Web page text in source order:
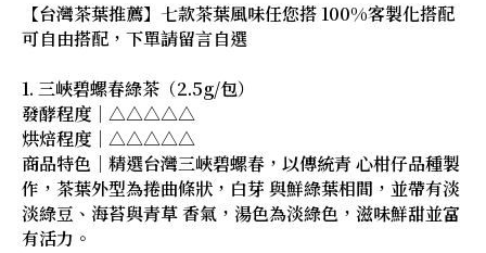
【台灣茶葉推薦】七款茶葉風味任您搭 100%客製化搭配
可自由搭配，下單請留言自選
1. 三峽碧螺春綠茶（2.5g/包）
發酵程度｜△△△△△
烘焙程度｜△△△△△
商品特色｜精選台灣三峽碧螺春，以傳統青 心柑仔品種製
作，茶葉外型為捲曲條狀，白芽 與鮮綠葉相間，並帶有淡
淡綠豆、海苔與青草 香氣，湯色為淡綠色，滋味鮮甜並富
有活力。